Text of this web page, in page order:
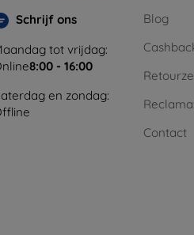
Schrijf ons
tot vrijdag:
8:00 - 16:00
en zondag:
Blog
Contact